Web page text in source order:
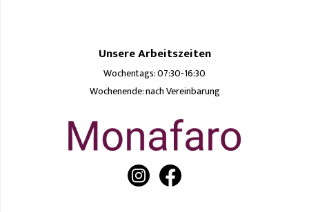
Unsere Arbeitszeiten
Wochentags: 07:30-16:30
Wochenende: nach Vereinbarung